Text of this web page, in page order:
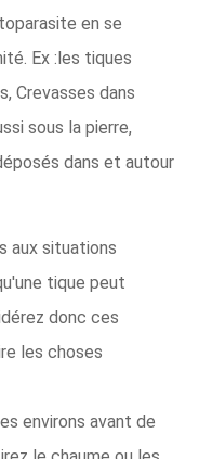
en se
Ex :les tiques
Crevasses dans
sous la pierre,
dans et autour
aux situations
tique peut
donc ces
les choses
environs avant de